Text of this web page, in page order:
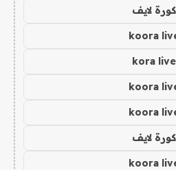
كورة لايف
koora
kora live
koora
koora
كورة لايف
koora